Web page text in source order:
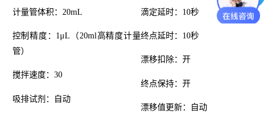
计量管体积：20mL
控制精度：1μL（20ml高精度计量
管）
搅拌速度：30
吸排试剂：自动
滴定延时：10秒
终点延时：10秒
漂移扣除：开
终点保持：开
漂移值更新：自动